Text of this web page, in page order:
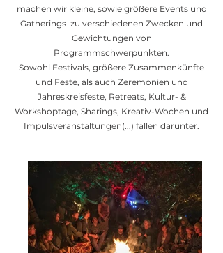
machen wir kleine, sowie größere Events und
Gatherings zu verschiedenen Zwecken und
Gewichtungen von
Programmschwerpunkten.
Sowohl Festivals, größere Zusammenkünfte
und Feste, als auch Zeremonien und
Jahreskreisfeste, Retreats, Kultur- &
Workshoptage, Sharings, Kreativ-Wochen und
Impulsveranstaltungen(...) fallen darunter.